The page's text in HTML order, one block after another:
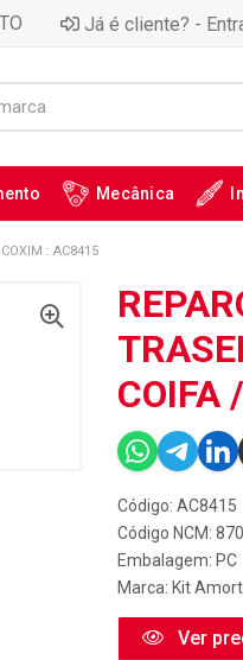
Já é cliente? -
Mecânica
: AC8415
COIFA
Código: AC8415
Código NCM:
Embalagem: PC
Marca: Kit
Ver